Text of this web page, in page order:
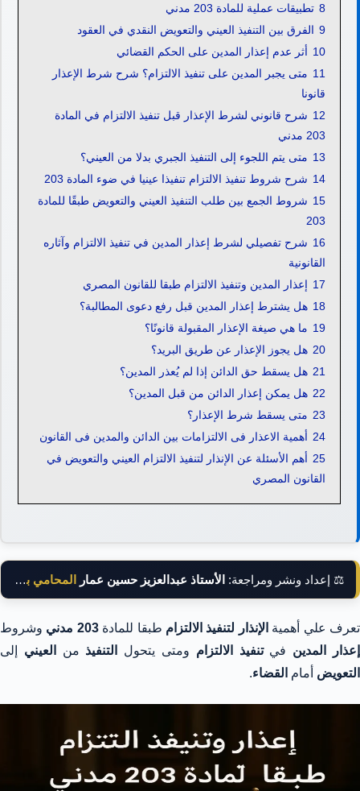
8 تطبيقات عملية للمادة 203 مدني
9 الفرق بين التنفيذ العيني والتعويض النقدي في العقود
10 أثر عدم إعذار المدين على الحكم القضائي
11 متى يجبر المدين على تنفيذ الالتزام؟ شرح شرط الإعذار
قانونا
12 شرح قانوني لشرط الإعذار قبل تنفيذ الالتزام في المادة
203 مدني
13 متى يتم اللجوء إلى التنفيذ الجبري بدلا من العيني؟
14 شرح شروط تنفيذ الالتزام تنفيذا عينيا في ضوء المادة 203
15 شروط الجمع بين طلب التنفيذ العيني والتعويض طبقًا للمادة
203
16 شرح تفصيلي لشرط إعذار المدين في تنفيذ الالتزام وآثاره
القانونية
17 إعذار المدين وتنفيذ الالتزام طبقا للقانون المصري
18 هل يشترط إعذار المدين قبل رفع دعوى المطالبة؟
19 ما هي صيغة الإعذار المقبولة قانونًا؟
20 هل يجوز الإعذار عن طريق البريد؟
21 هل يسقط حق الدائن إذا لم يُعذر المدين؟
22 هل يمكن إعذار الدائن من قبل المدين؟
23 متى يسقط شرط الإعذار؟
24 أهمية الاعذار فى الالتزامات بين الدائن والمدين فى القانون
25 أهم الأسئلة عن الإنذار لتنفيذ الالتزام العيني والتعويض في
القانون المصري
⚖️ إعداد ونشر ومراجعة: الأستاذ عبدالعزيز حسين عمار المحامي بالنقض
تعرف علي أهمية الإنذار لتنفيذ الالتزام طبقا للمادة203 مدني
وشروط
إعذار المدين فيتنفيذ الالتزام ومتى يتحول التنفيذ من العيني إلى
التعويض أمام القضاء.